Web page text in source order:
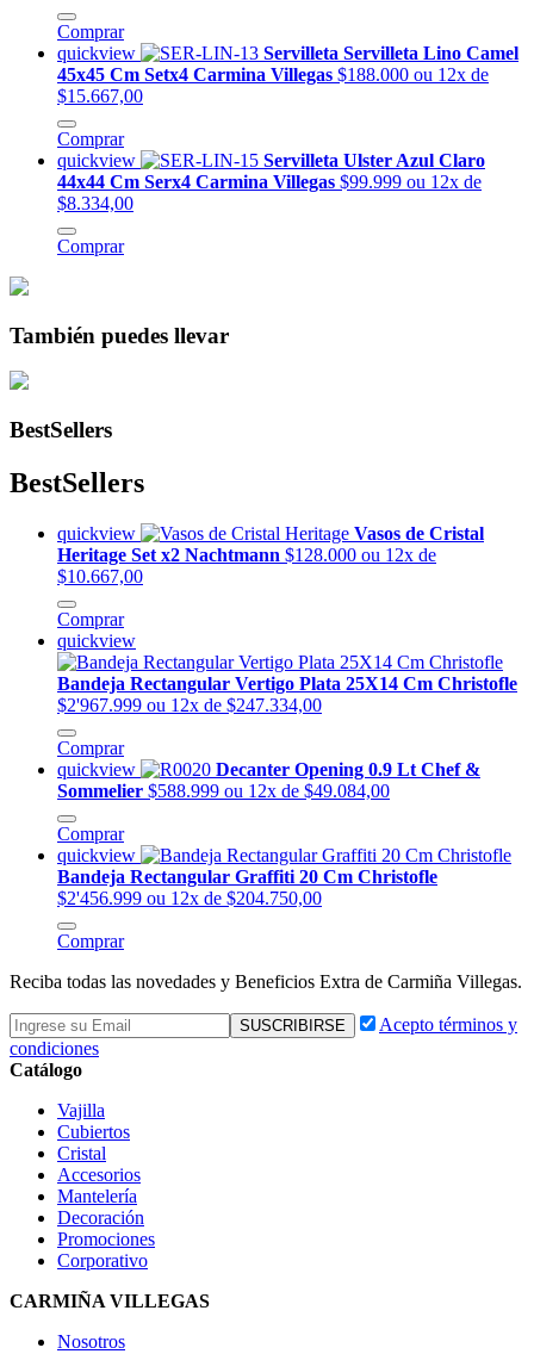
Comprar
quickview
Servilleta Servilleta Lino Camel
45x45 Cm Setx4 Carmina Villegas $188.000 ou 12x de
$15.667,00
Comprar
quickview
Servilleta Ulster Azul Claro
44x44 Cm Serx4 Carmina Villegas $99.999 ou 12x de
$8.334,00
Comprar
También puedes llevar
BestSellers
BestSellers
quickview
Vasos de Cristal
Heritage Set x2 Nachtmann $128.000 ou 12x de
$10.667,00
Comprar
quickview
Bandeja Rectangular Vertigo Plata 25X14 Cm Christofle
$2'967.999 ou 12x de $247.334,00
Comprar
quickview
Decanter Opening 0.9 Lt Chef &
Sommelier $588.999 ou 12x de $49.084,00
Comprar
quickview
Bandeja Rectangular Graffiti 20 Cm Christofle
$2'456.999 ou 12x de $204.750,00
Comprar
Reciba todas las novedades y Beneficios Extra de Carmiña Villegas.
Acepto términos y
condiciones
Catálogo
Vajilla
Cubiertos
Cristal
Accesorios
Mantelería
Decoración
Promociones
Corporativo
CARMIÑA VILLEGAS
Nosotros